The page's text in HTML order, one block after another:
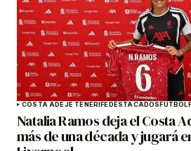
COSTA ADEJE TENERIFEDESTACADOSFÚTBOL
Natalia Ramos deja el Costa
más de una década y jugará